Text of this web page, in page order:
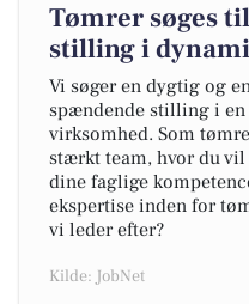
Tømrer søges
stilling i
Vi søger en dygtig og
spændende stilling i en
virksomhed. Som
stærkt team, hvor du
dine faglige
ekspertise inden for
vi leder efter?
Kilde: JobNet